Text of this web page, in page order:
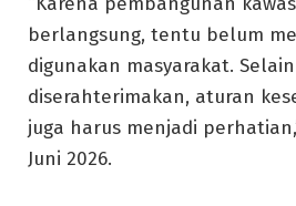
berlangsung, tentu belum
digunakan masyarakat.
diserahterimakan, aturan
juga harus menjadi
Juni 2026.